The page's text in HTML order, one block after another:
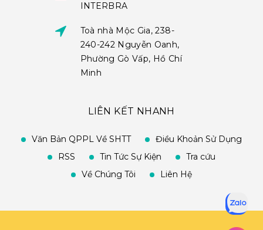
INTERBRA
Toà nhà Mộc Gia, 238-
240-242 Nguyễn Oanh,
Phường Gò Vấp, Hồ Chí
Minh
LIÊN KẾT NHANH
Văn Bản QPPL Về SHTT
Điều Khoản Sử Dụng
RSS
Tin Tức Sự Kiện
Tra cứu
Về Chúng Tôi
Liên Hệ